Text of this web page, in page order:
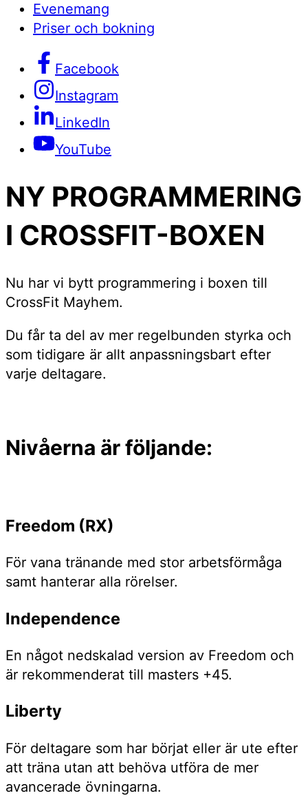
Evenemang
Priser och bokning
Facebook
Instagram
LinkedIn
YouTube
NY PROGRAMMERING
I CROSSFIT-BOXEN
Nu har vi bytt programmering i boxen till
CrossFit Mayhem.
Du får ta del av mer regelbunden styrka och
som tidigare är allt anpassningsbart efter
varje deltagare.
Nivåerna är följande:
Freedom (RX)
För vana tränande med stor arbetsförmåga
samt hanterar alla rörelser.
Independence
En något nedskalad version av Freedom och
är rekommenderat till masters +45.
Liberty
För deltagare som har börjat eller är ute efter
att träna utan att behöva utföra de mer
avancerade övningarna.